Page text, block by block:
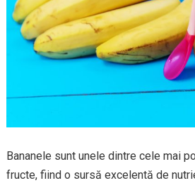
Bananele sunt unele dintre cele mai
fructe, fiind o sursă excelentă de